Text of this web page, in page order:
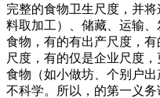
完整的食物卫生尺度，并
料取加工）、储藏、运输
食物，有的有出产尺度，
尺度，有的仅是企业尺度
食物（如小做坊、个别户
不科学。所以，的第一义